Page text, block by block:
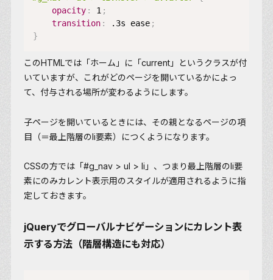
opacity : 1 ;
transition : .3s ease ;
}
このHTMLでは「ホーム」に「current」というクラスが付
いていますが、これがどのページを開いているかによっ
て、付与される場所が変わるようにします。
子ページを開いているときには、その親となるページの項
目（＝最上階層のli要素）につくようになります。
CSSの方では「#g_nav > ul > li」、つまり最上階層のli要
素にのみカレント表示用のスタイルが適用されるように指
定しておきます。
jQueryでグローバルナビゲーションにカレント表
示する方法（階層構造にも対応）